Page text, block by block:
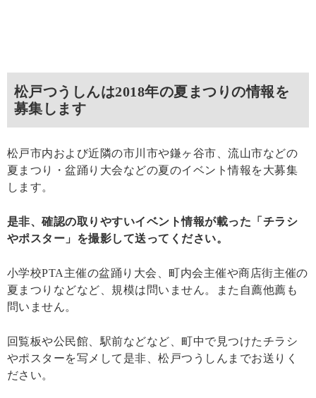
松戸つうしんは2018年の夏まつりの情報を
募集します
松戸市内および近隣の市川市や鎌ヶ谷市、流山市などの
夏まつり・盆踊り大会などの夏のイベント情報を大募集
します。
是非、確認の取りやすいイベント情報が載った「チラシ
やポスター」を撮影して送ってください。
小学校PTA主催の盆踊り大会、町内会主催や商店街主催の
夏まつりなどなど、規模は問いません。また自薦他薦も
問いません。
回覧板や公民館、駅前などなど、町中で見つけたチラシ
やポスターを写メして是非、松戸つうしんまでお送りく
ださい。